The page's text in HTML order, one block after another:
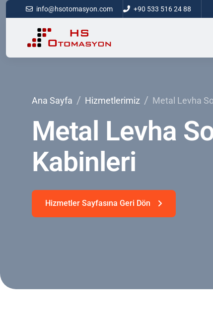
info@hsotomasyon.com +90 533 516 24 88
Ana Sayfa Hizmetlerimiz Metal Levha
Metal Levha
Kabinleri